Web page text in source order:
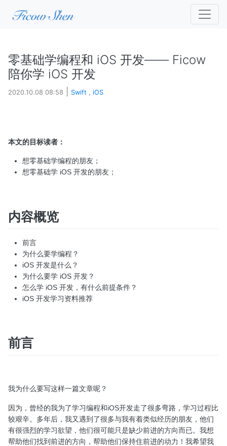
零基础学编程和 iOS 开发—— Ficow
陪你学 iOS 开发
2020.10.08 08:58 Swift , iOS
本文的目标读者：
想零基础学编程的朋友；
想零基础学 iOS 开发的朋友；
内容概览
前言
为什么要学编程？
iOS 开发是什么？
为什么要学 iOS 开发？
怎么学 iOS 开发，有什么前提条件？
iOS 开发学习资料推荐
前言
我为什么要写这样一篇文章呢？
因为，曾经的我为了学习编程和iOS开发走了很多弯路，学习过程比
较艰辛。多年后，我又遇到了很多与我有着类似经历的朋友，他们
有很强烈的学习欲望，他们很可能只是缺少前进的方向而已。我想
帮助他们找到前进的方向，帮助他们保持住前进的动力！我希望我